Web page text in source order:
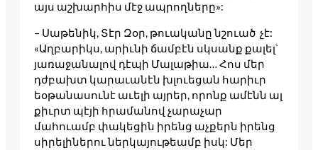
այս աշխարհիս մէջ ապրողները»:
– Սաթենիկ, Տէր Զօր, թուականը նշուած չէ:
«Աղբարիկս, արիւնի ճամբէն սկսանք քալել`
յառաջանալով դէպի Մալաթիա… Հոս մեր
դժբախտ կարաւանէն խլուեցան հարիւր
եօթանասունէ աւելի այրեր, որոնք ամէնն ալ
քիւրտ պէյի հրամանով չարաչար
մահուամբ փակեցին իրենց աչքերն իրենց
սիրելիներու ներկայութեամբ իսկ: Մեր